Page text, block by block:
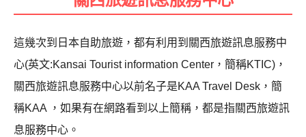
這幾次到日本自助旅遊，都有利用到關西旅遊訊息服務中
心(英文:Kansai Tourist information Center，簡稱KTIC)，
關西旅遊訊息服務中心以前名子是KAA Travel Desk，簡
稱KAA ，如果有在網路看到以上簡稱，都是指關西旅遊訊
息服務中心。